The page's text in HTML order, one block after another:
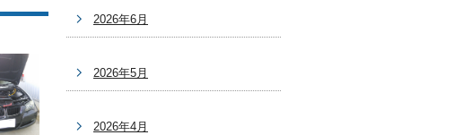
2026年6月
2026年5月
2026年4月